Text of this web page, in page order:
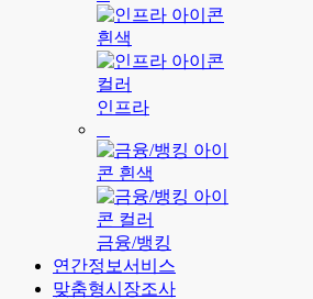
인프라
금융/뱅킹
연간정보서비스
맞춤형시장조사